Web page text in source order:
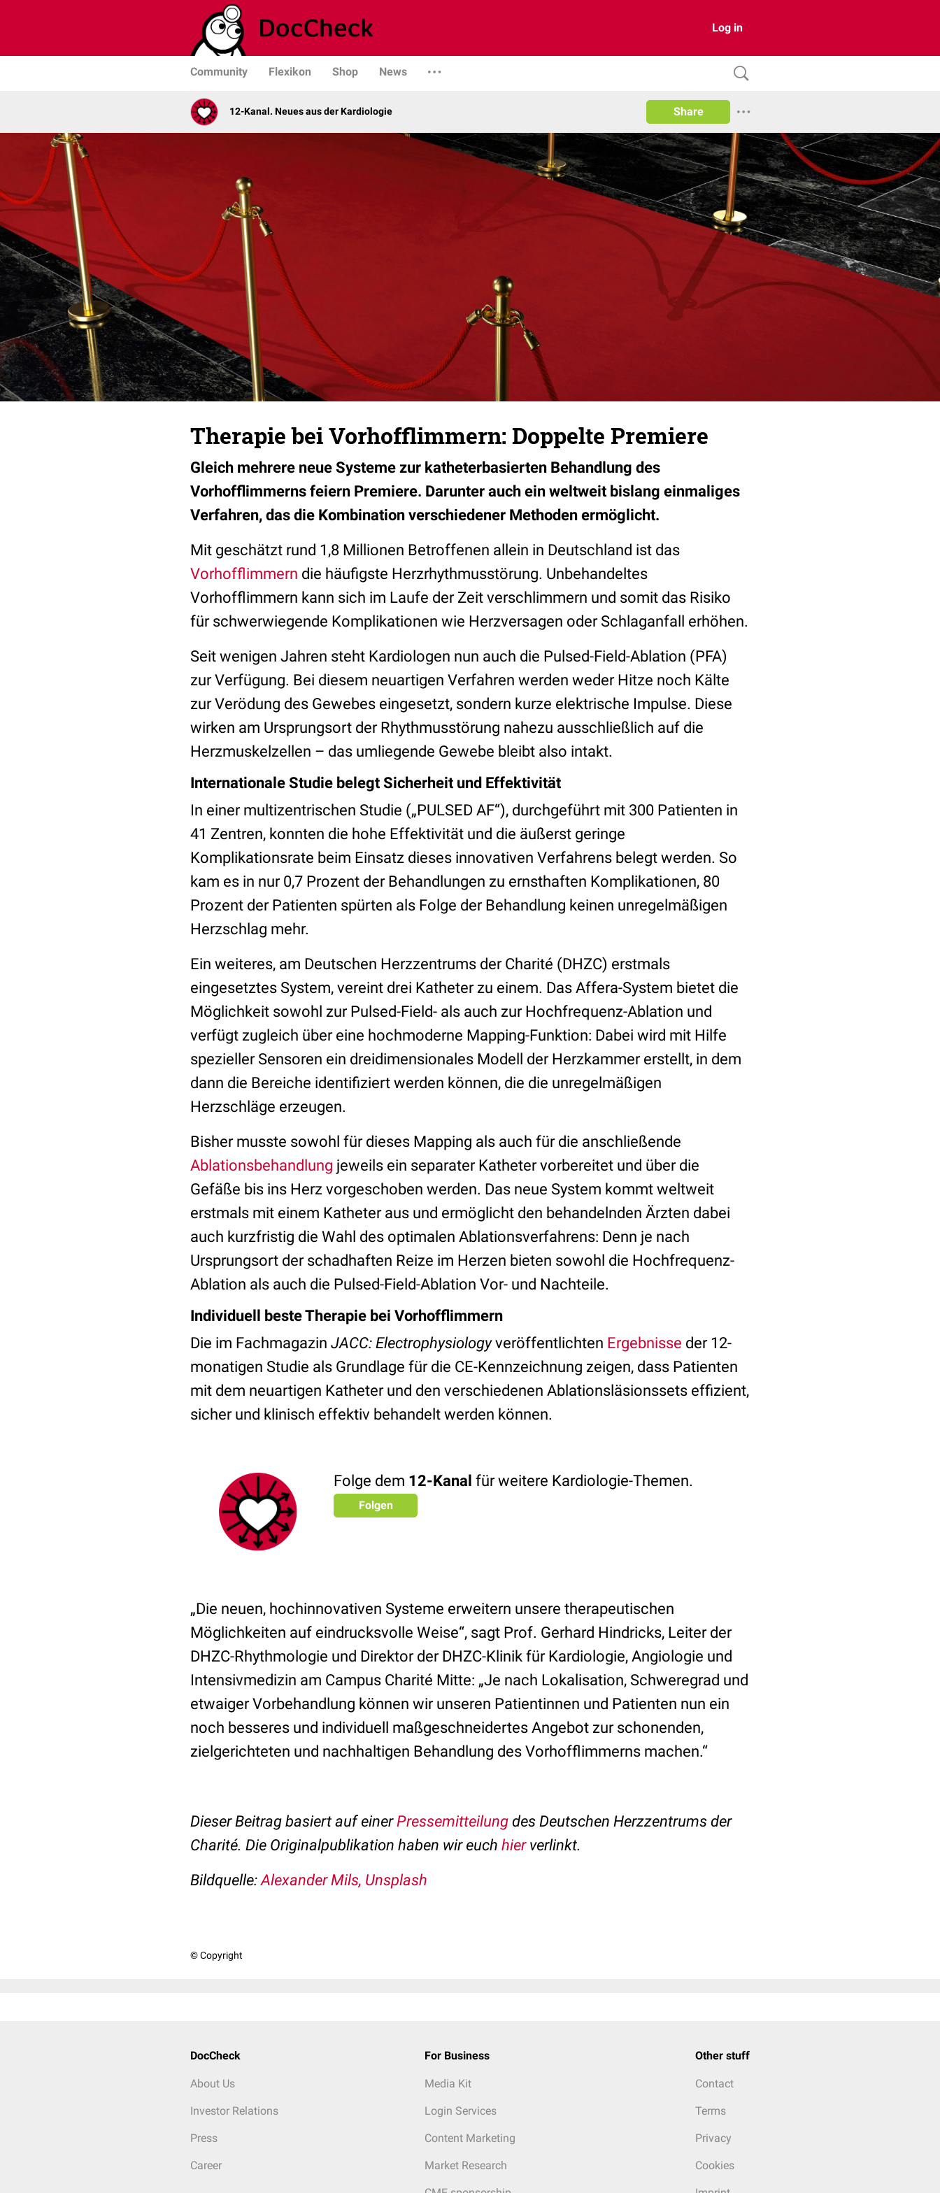
Log in
Community Flexikon Shop News
12-Kanal. Neues aus der Kardiologie Share
Therapie bei Vorhofflimmern: Doppelte Premiere
Gleich mehrere neue Systeme zur katheterbasierten Behandlung des
Vorhofflimmerns feiern Premiere. Darunter auch ein weltweit bislang einmaliges
Verfahren, das die Kombination verschiedener Methoden ermöglicht.
Mit geschätzt rund 1,8 Millionen Betroffenen allein in Deutschland ist das
Vorhofflimmern die häufigste Herzrhythmusstörung. Unbehandeltes
Vorhofflimmern kann sich im Laufe der Zeit verschlimmern und somit das Risiko
für schwerwiegende Komplikationen wie Herzversagen oder Schlaganfall erhöhen.
Seit wenigen Jahren steht Kardiologen nun auch die Pulsed-Field-Ablation (PFA)
zur Verfügung. Bei diesem neuartigen Verfahren werden weder Hitze noch Kälte
zur Verödung des Gewebes eingesetzt, sondern kurze elektrische Impulse. Diese
wirken am Ursprungsort der Rhythmusstörung nahezu ausschließlich auf die
Herzmuskelzellen – das umliegende Gewebe bleibt also intakt.
Internationale Studie belegt Sicherheit und Effektivität
In einer multizentrischen Studie („PULSED AF“), durchgeführt mit 300 Patienten in
41 Zentren, konnten die hohe Effektivität und die äußerst geringe
Komplikationsrate beim Einsatz dieses innovativen Verfahrens belegt werden. So
kam es in nur 0,7 Prozent der Behandlungen zu ernsthaften Komplikationen, 80
Prozent der Patienten spürten als Folge der Behandlung keinen unregelmäßigen
Herzschlag mehr.
Ein weiteres, am Deutschen Herzzentrums der Charité (DHZC) erstmals
eingesetztes System, vereint drei Katheter zu einem. Das Affera-System bietet die
Möglichkeit sowohl zur Pulsed-Field- als auch zur Hochfrequenz-Ablation und
verfügt zugleich über eine hochmoderne Mapping-Funktion: Dabei wird mit Hilfe
spezieller Sensoren ein dreidimensionales Modell der Herzkammer erstellt, in dem
dann die Bereiche identifiziert werden können, die die unregelmäßigen
Herzschläge erzeugen.
Bisher musste sowohl für dieses Mapping als auch für die anschließende
Ablationsbehandlung jeweils ein separater Katheter vorbereitet und über die
Gefäße bis ins Herz vorgeschoben werden. Das neue System kommt weltweit
erstmals mit einem Katheter aus und ermöglicht den behandelnden Ärzten dabei
auch kurzfristig die Wahl des optimalen Ablationsverfahrens: Denn je nach
Ursprungsort der schadhaften Reize im Herzen bieten sowohl die Hochfrequenz-
Ablation als auch die Pulsed-Field-Ablation Vor- und Nachteile.
Individuell beste Therapie bei Vorhofflimmern
Die im Fachmagazin JACC: Electrophysiologyveröffentlichten Ergebnisse der 12-
monatigen Studie als Grundlage für die CE-Kennzeichnung zeigen, dass Patienten
mit dem neuartigen Katheter und den verschiedenen Ablationsläsionssets effizient,
sicher und klinisch effektiv behandelt werden können.
Folge dem 12-Kanal für weitere Kardiologie-Themen.
Folgen
„Die neuen, hochinnovativen Systeme erweitern unsere therapeutischen
Möglichkeiten auf eindrucksvolle Weise“, sagt Prof. Gerhard Hindricks, Leiter der
DHZC-Rhythmologie und Direktor der DHZC-Klinik für Kardiologie, Angiologie und
Intensivmedizin am Campus Charité Mitte: „Je nach Lokalisation, Schweregrad und
etwaiger Vorbehandlung können wir unseren Patientinnen und Patienten nun ein
noch besseres und individuell maßgeschneidertes Angebot zur schonenden,
zielgerichteten und nachhaltigen Behandlung des Vorhofflimmerns machen.“
Dieser Beitrag basiert auf einerPressemitteilung des Deutschen Herzzentrums der
Charité. Die Originalpublikation haben wir euch hierverlinkt.
Bildquelle:Alexander Mils, Unsplash
© Copyright
DocCheck
About Us
Investor Relations
Press
Career
For Business
Media Kit
Login Services
Content Marketing
Market Research
Other stuff
Contact
Terms
Privacy
Cookies